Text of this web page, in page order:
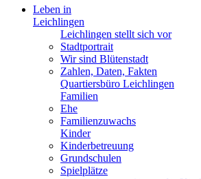
Leben in
Leichlingen
Leichlingen stellt sich vor
Stadtportrait
Wir sind Blütenstadt
Zahlen, Daten, Fakten
Quartiersbüro Leichlingen
Familien
Ehe
Familienzuwachs
Kinder
Kinderbetreuung
Grundschulen
Spielplätze